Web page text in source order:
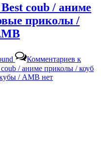
coub / аниме
приколы /
Комментариев к
/ аниме приколы / коуб
кубы / АМВ нет